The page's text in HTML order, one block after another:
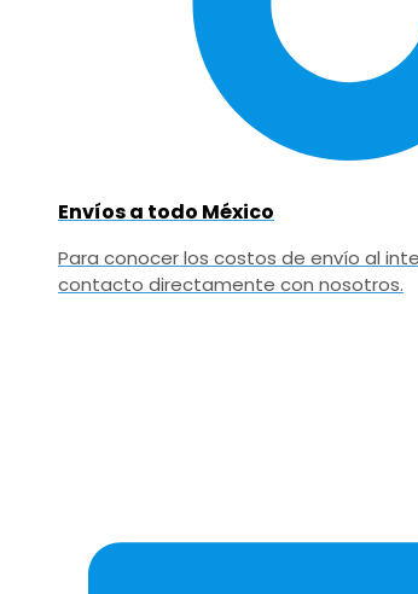
Envíos a todo México
Para conocer los costos de envío al
contacto directamente con nosotros.